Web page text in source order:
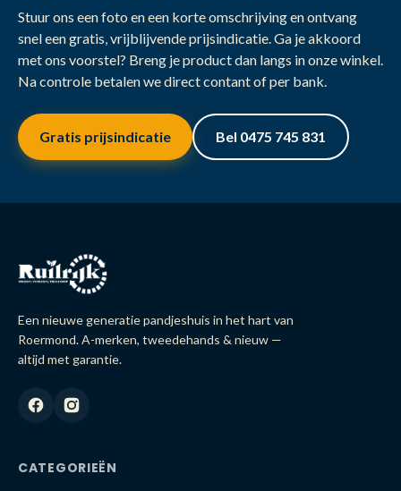
Stuur ons een foto en een korte omschrijving en ontvang
snel een gratis, vrijblijvende prijsindicatie. Ga je akkoord
met ons voorstel? Breng je product dan langs in onze winkel.
Na controle betalen we direct contant of per bank.
Gratis prijsindicatie Bel 0475 745 831
Een nieuwe generatie pandjeshuis in het hart van
Roermond. A-merken, tweedehands & nieuw —
altijd met garantie.
CATEGORIEËN